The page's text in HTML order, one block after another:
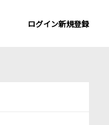
ログイン新規登録